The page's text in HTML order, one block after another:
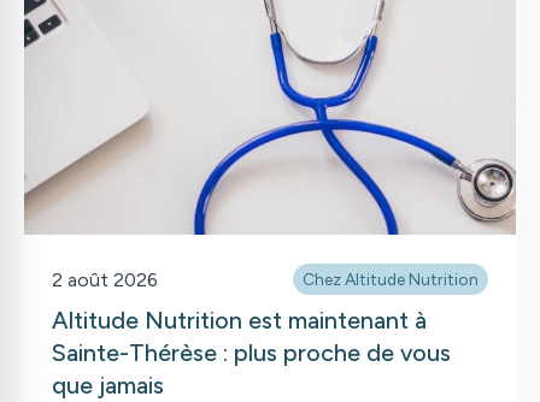
2 août 2026 Chez Altitude Nutrition
Altitude Nutrition est maintenant à
Sainte-Thérèse : plus proche de vous
que jamais